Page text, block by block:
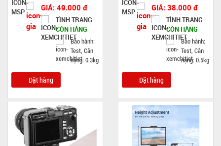
GIÁ: 49.000 đ
TÌNH TRẠNG:
CÒN HÀNG
Bảo hành:
Test, Cân
nặng: 0.3kg
Đặt hàng
GIÁ: 38.000 đ
TÌNH TRẠNG:
CÒN HÀNG
Bảo hành:
Test, Cân
nặng: 0.5kg
Đặt hàng